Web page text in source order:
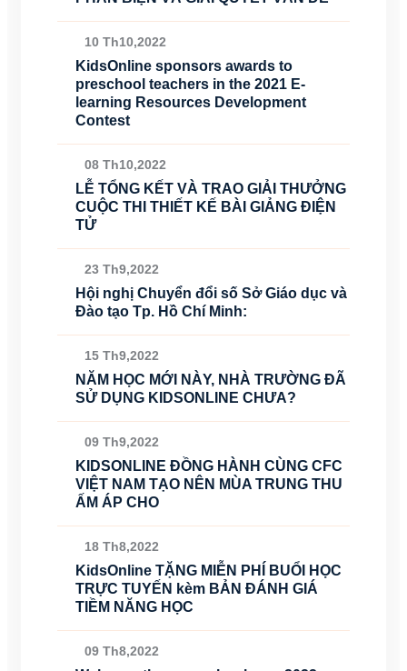
10 Th10,2022
KidsOnline sponsors awards to
preschool teachers in the 2021 E-
learning Resources Development
Contest
08 Th10,2022
LỄ TỔNG KẾT VÀ TRAO GIẢI THƯỞNG
CUỘC THI THIẾT KẾ BÀI GIẢNG ĐIỆN
TỬ
23 Th9,2022
Hội nghị Chuyển đổi số Sở Giáo dục và
Đào tạo Tp. Hồ Chí Minh:
15 Th9,2022
NĂM HỌC MỚI NÀY, NHÀ TRƯỜNG ĐÃ
SỬ DỤNG KIDSONLINE CHƯA?
09 Th9,2022
KIDSONLINE ĐỒNG HÀNH CÙNG CFC
VIỆT NAM TẠO NÊN MÙA TRUNG THU
ẤM ÁP CHO
18 Th8,2022
KidsOnline TẶNG MIỄN PHÍ BUỔI HỌC
TRỰC TUYẾN kèm BẢN ĐÁNH GIÁ
TIỀM NĂNG HỌC
09 Th8,2022